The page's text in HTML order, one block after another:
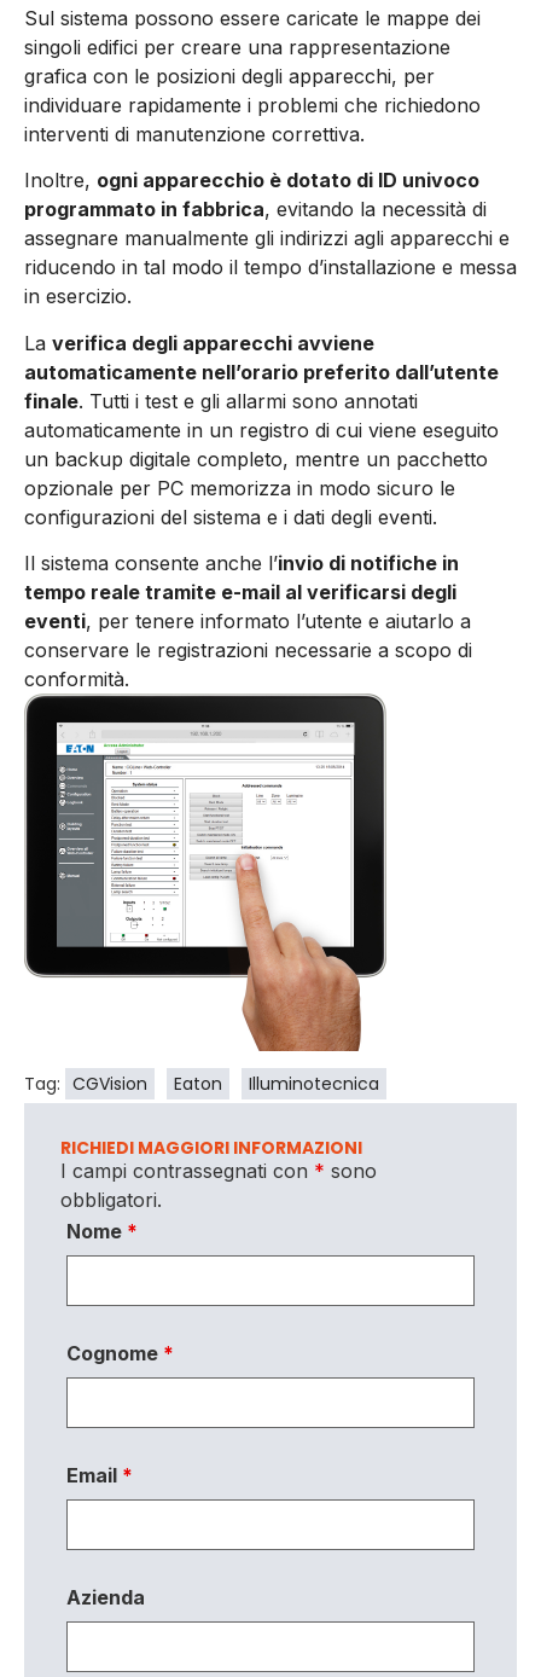
Sul sistema possono essere caricate le mappe dei
singoli edifici per creare una rappresentazione
grafica con le posizioni degli apparecchi, per
individuare rapidamente i problemi che richiedono
interventi di manutenzione correttiva.
Inoltre, ogni apparecchio è dotato di ID univoco
programmato in fabbrica, evitando la necessità di
assegnare manualmente gli indirizzi agli apparecchi e
riducendo in tal modo il tempo d’installazione e messa
in esercizio.
La verifica degli apparecchi avviene
automaticamente nell’orario preferito dall’utente
finale. Tutti i test e gli allarmi sono annotati
automaticamente in un registro di cui viene eseguito
un backup digitale completo, mentre un pacchetto
opzionale per PC memorizza in modo sicuro le
configurazioni del sistema e i dati degli eventi.
Il sistema consente anche l’invio di notifiche in
tempo reale tramite e-mail al verificarsi degli
eventi, per tenere informato l’utente e aiutarlo a
conservare le registrazioni necessarie a scopo di
conformità.
Tag: CGVision Eaton Illuminotecnica
RICHIEDI MAGGIORI INFORMAZIONI
I campi contrassegnati con * sono
obbligatori.
Nome *
Cognome *
Email *
Azienda